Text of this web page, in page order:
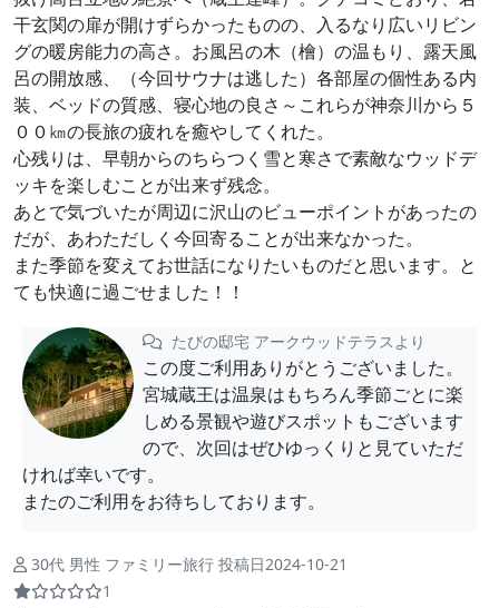
干玄関の扉が開けずらかったものの、入るなり広いリビン
グの暖房能力の高さ。お風呂の木（檜）の温もり、露天風
呂の開放感、（今回サウナは逃した）各部屋の個性ある内
装、ベッドの質感、寝心地の良さ～これらが神奈川から５
００㎞の長旅の疲れを癒やしてくれた。
心残りは、早朝からのちらつく雪と寒さで素敵なウッドデ
ッキを楽しむことが出来ず残念。
あとで気づいたが周辺に沢山のビューポイントがあったの
だが、あわただしく今回寄ることが出来なかった。
また季節を変えてお世話になりたいものだと思います。と
ても快適に過ごせました！！
たびの邸宅 アークウッドテラスより
この度ご利用ありがとうございました。
宮城蔵王は温泉はもちろん季節ごとに楽
しめる景観や遊びスポットもございます
ので、次回はぜひゆっくりと見ていただ
ければ幸いです。
またのご利用をお待ちしております。
30代 男性 ファミリー旅行 投稿日2024-10-21
1